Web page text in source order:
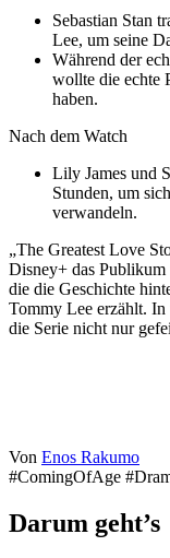
Sebastian Stan
Lee, um seine
Während der
wollte die echte
haben.
Nach dem Watch
Lily James und
Stunden, um
verwandeln.
„The Greatest Love
Disney+ das Publikum
die die Geschichte
Tommy Lee erzählt.
die Serie nicht nur
Von Enos Rakumo
#ComingOfAge
Darum geht’s